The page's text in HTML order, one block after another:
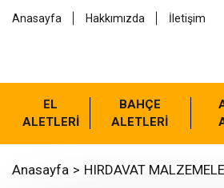
Anasayfa Hakkımızda İletişim
EL
ALETLERİ
BAHÇE
ALETLERİ
Anasayfa HIRDAVAT